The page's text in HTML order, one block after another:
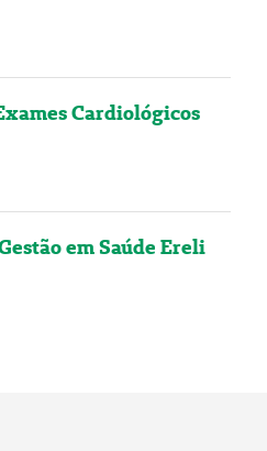
Cardiológicos
em Saúde Ereli